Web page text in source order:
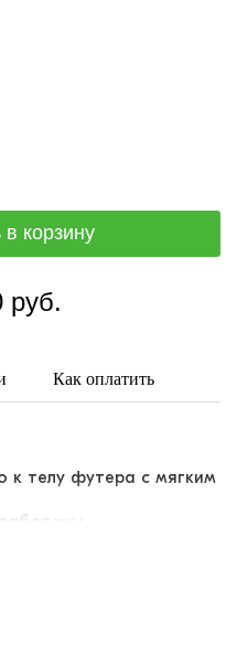
руб.
Как оплатить
к телу футера с мягким